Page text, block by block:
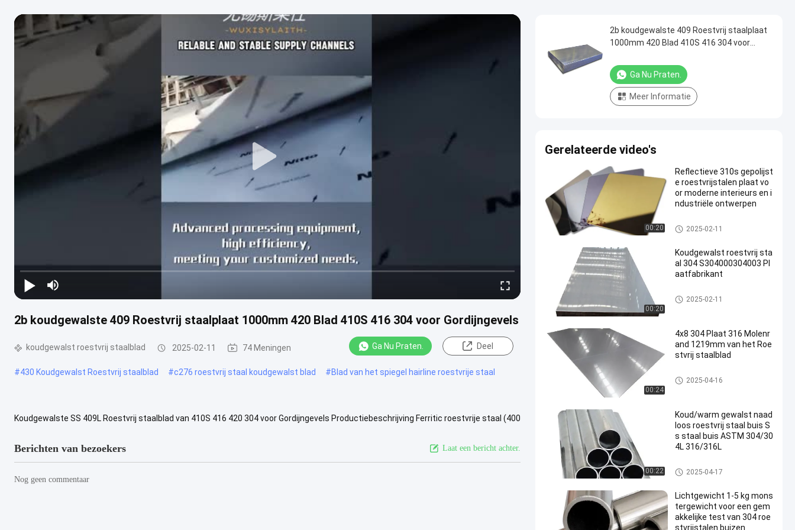
2b koudgewalste 409 Roestvrij staalplaat 1000mm 420 Blad 410S 416 304 voor Gordijngevels
koudgewalst roestvrij staalblad 2025-02-11 74 Meningen Ga Nu Praten. Deel
#430 Koudgewalst Roestvrij staalblad #c276 roestvrij staal koudgewalst blad #Blad van het spiegel hairline roestvrije staal
Koudgewalste SS 409L Roestvrij staalblad van 410S 416 420 304 voor Gordijngevels Productiebeschrijving Ferritic roestvrije staal (400
Berichten van bezoekers Laat een bericht achter.
Nog geen commentaar
2b koudgewalste 409 Roestvrij staalplaat
1000mm 420 Blad 410S 416 304 voor
Ga Nu Praten.
Meer Informatie
Gerelateerde video's
00:20
Reflectieve 310s gepolijst
e roestvrijstalen plaat vo
or moderne interieurs en i
ndustriële ontwerpen
Opgepoetste Roestvrij staalpla
at
2025-02-11
00:20
Koudgewalst roestvrij sta
al 304 S304000304003 Pl
aatfabrikant
koudgewalst roestvrij staalbla
d
2025-02-11
00:24
4x8 304 Plaat 316 Molenr
and 1219mm van het Roe
stvrij staalblad
koudgewalst roestvrij staalbla
d
2025-04-16
00:22
Koud/warm gewalst naad
loos roestvrij staal buis S
s staal buis ASTM 304/30
4L 316/316L
decoratieve ruiten van roestvrij
staal
2025-04-17
Lichtgewicht 1-5 kg mons
tergewicht voor een gem
akkelijke test van 304 roe
stvrijstalen buizen